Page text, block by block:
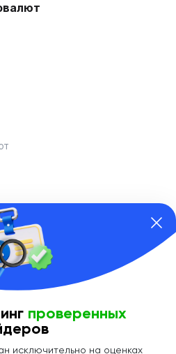
16+
средства массовой
от «25» января 2019 г.
проверенных
исключительно на оценках